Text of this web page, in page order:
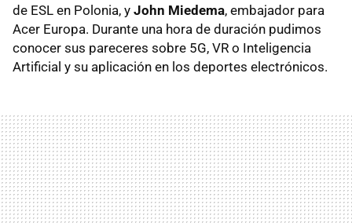
de ESL en Polonia, y John Miedema, embajador para
Acer Europa. Durante una hora de duración pudimos
conocer sus pareceres sobre 5G, VR o Inteligencia
Artificial y su aplicación en los deportes electrónicos.